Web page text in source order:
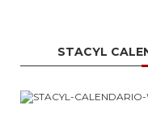
STACYL